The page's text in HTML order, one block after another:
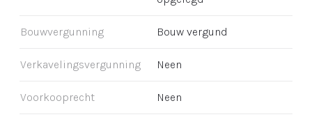
Bouwvergunning Bouw vergund
Verkavelingsvergunning Neen
Voorkooprecht Neen